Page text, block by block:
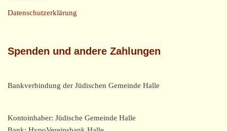
Datenschutzerklärung
Spenden und andere Zahlungen
Bankverbindung der Jüdischen Gemeinde Halle
Kontoinhaber: Jüdische Gemeinde Halle